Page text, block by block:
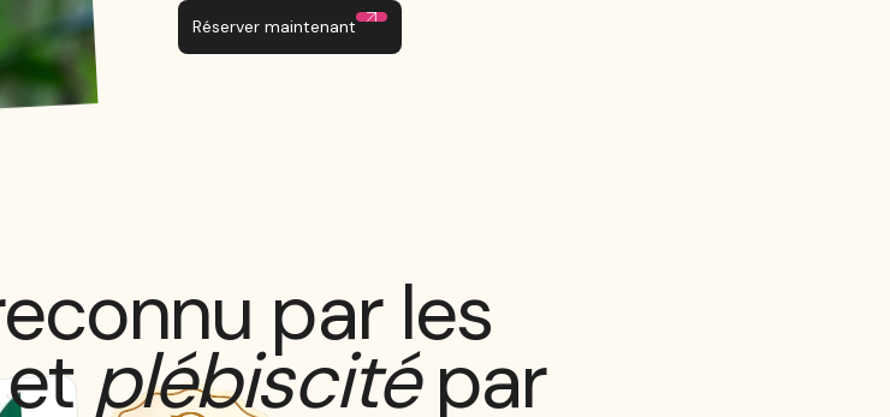
Réserver maintenant
par les
plébiscitépar